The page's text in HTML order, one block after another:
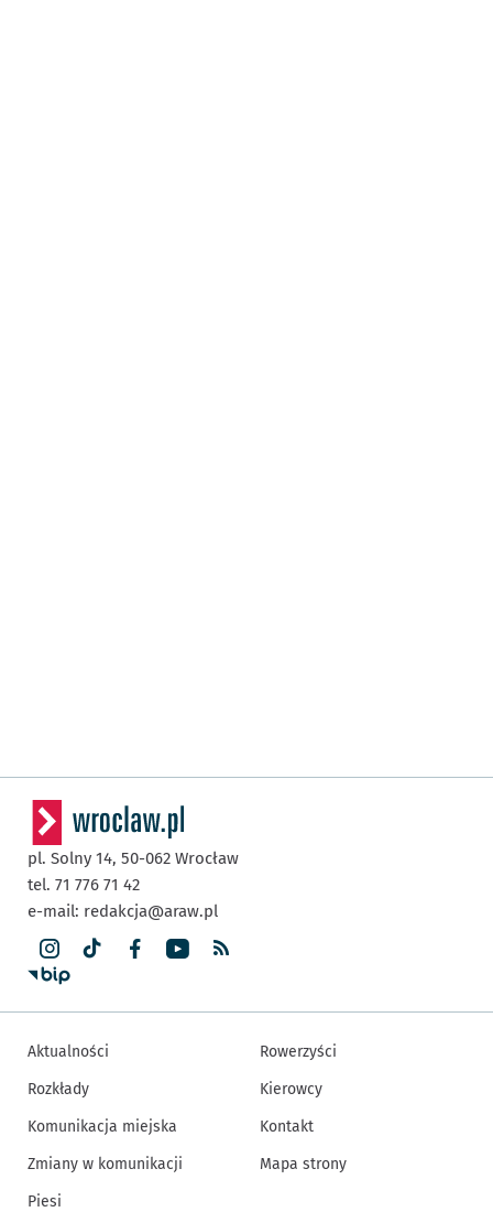
pl. Solny 14, 50-062 Wrocław
tel. 71 776 71 42
e-mail: redakcja@araw.pl
Aktualności
Rozkłady
Komunikacja miejska
Zmiany w komunikacji
Piesi
Rowerzyści
Kierowcy
Kontakt
Mapa strony